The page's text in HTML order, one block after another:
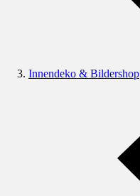
Innendeko & Bildershop